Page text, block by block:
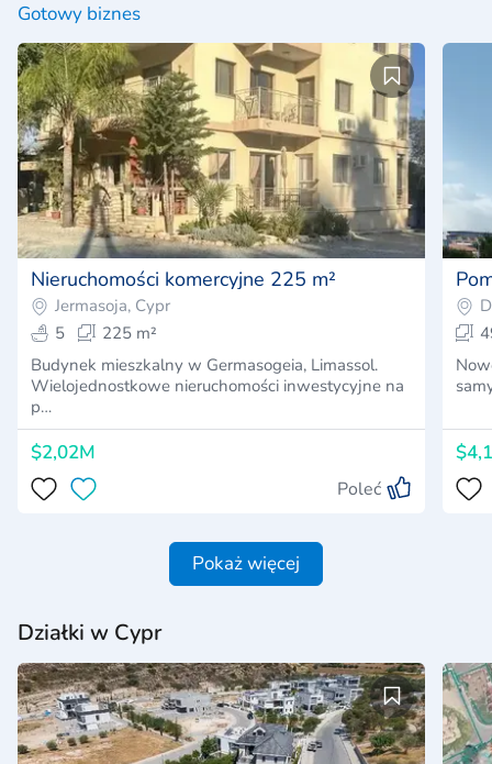
Gotowy biznes
Nieruchomości komercyjne 225 m²
Jermasoja, Cypr
5
225 m²
Budynek mieszkalny w Germasogeia, Limassol.
Wielojednostkowe nieruchomości inwestycyjne na
p…
$2,02M
Poleć
Pokaż więcej
Działki w Cypr